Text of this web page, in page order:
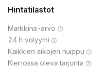
Hintatilastot
Markkina-arvo
24 h volyymi
Kaikkien aikojen huippu
Kierrossa oleva tarjonta